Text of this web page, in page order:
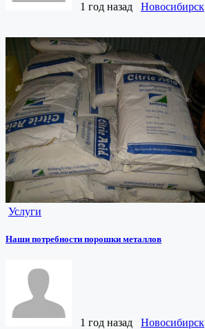
1 год назад Новосибирск
Услуги
Наши потребности порошки металлов
1 год назад Новосибирск